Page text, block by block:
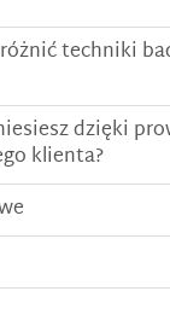
techniki
dzięki
klienta?